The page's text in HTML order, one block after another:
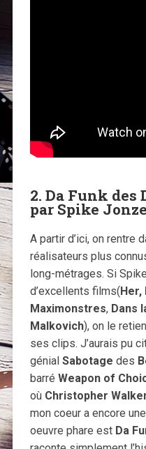
2. Da Funk
par Spike Jonze
A partir d’ici, on rentre
réalisateurs plus
long-métrages. Si
d’excellents films(Her,
Maximonstres, Dans
Malkovich), on le
ses clips. J’aurais pu
génial Sabotage des
barré Weapon of
où Christopher
mon coeur a encore
oeuvre phare est Da